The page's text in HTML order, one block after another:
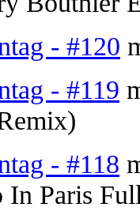
- #120
- #119
- #118
Paris